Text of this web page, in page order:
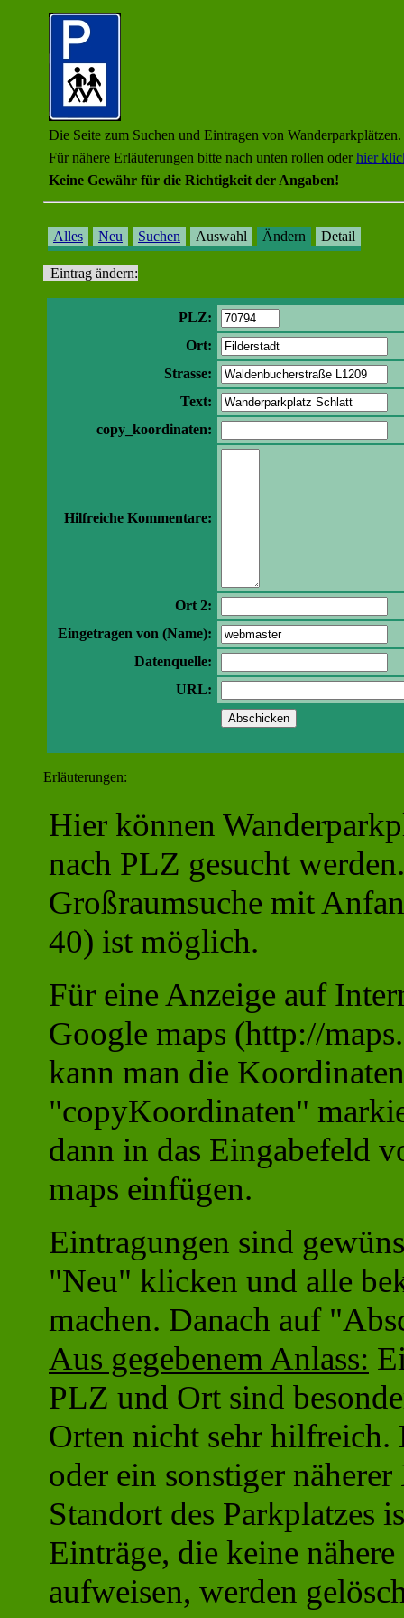
Die Seite zum Suchen und Eintragen von Wanderparkplätzen.
Für nähere Erläuterungen bitte nach unten rollen oderhier
Keine Gewähr für die Richtigkeit der Angaben!
Alles Neu Suchen Auswahl Ändern Detail
Eintrag ändern:
PLZ:
Ort:
Strasse:
Text:
copy_koordinaten:
Hilfreiche Kommentare:
Ort 2:
Eingetragen von (Name):
Datenquelle:
URL:
Erläuterungen:
Hier können
nach PLZ gesucht
Großraumsuche mit
40) ist möglich.
Für eine Anzeige auf
Google maps (http://
kann man die
"copyKoordinaten"
dann in das Eingabefeld
maps einfügen.
Eintragungen sind
"Neu" klicken und alle
machen. Danach auf
Aus gegebenem Anlass:
PLZ und Ort sind
Orten nicht sehr hilfreich.
oder ein sonstiger
Standort des Parkplatzes
Einträge, die keine
aufweisen, werden